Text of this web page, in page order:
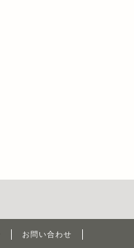
お問い合わせ